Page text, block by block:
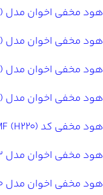
هود مخفی اخوان مدل H64-TS(H215)
هود مخفی اخوان مدل H64-TL(H219)
هود مخفی اخوان مدل H64-TH(H216)
هود مخفی اخوان مدل H64-CS-MF(H212)
هود مخفی کد H64-EMF (H220)
هود مخفی اخوان مدل H223
هود مخفی اخوان مدل H210